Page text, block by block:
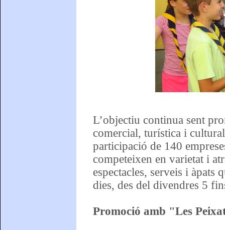
L’objectiu continua sent
comercial, turística i
participació de 140
competeixen en varietat i
espectacles, serveis i àpats
dies, des del divendres 5
Promoció amb "Les